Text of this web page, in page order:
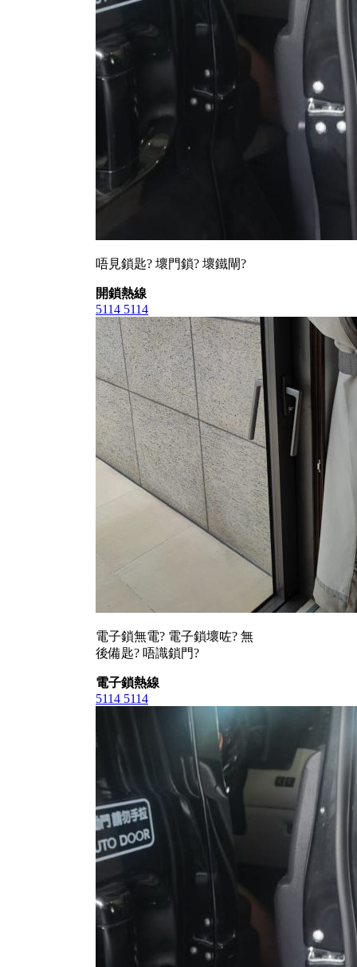
唔見鎖匙? 壞門鎖? 壞鐵閘?
開鎖熱線
5114 5114
電子鎖無電? 電子鎖壞咗? 無
後備匙? 唔識鎖門?
電子鎖熱線
5114 5114